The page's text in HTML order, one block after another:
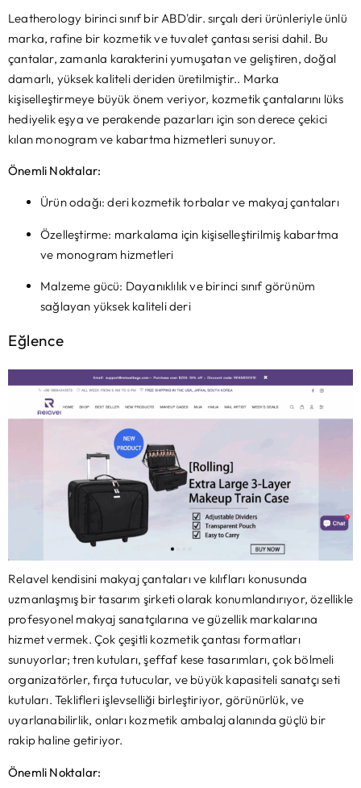
Leatherology birinci sınıf bir ABD'dir. sırçalı deri ürünleriyle ünlü
marka, rafine bir kozmetik ve tuvalet çantası serisi dahil. Bu
çantalar, zamanla karakterini yumuşatan ve geliştiren, doğal
damarlı, yüksek kaliteli deriden üretilmiştir.. Marka
kişiselleştirmeye büyük önem veriyor, kozmetik çantalarını lüks
hediyelik eşya ve perakende pazarları için son derece çekici
kılan monogram ve kabartma hizmetleri sunuyor.
Önemli Noktalar:
Ürün odağı: deri kozmetik torbalar ve makyaj çantaları
Özelleştirme: markalama için kişiselleştirilmiş kabartma
ve monogram hizmetleri
Malzeme gücü: Dayanıklılık ve birinci sınıf görünüm
sağlayan yüksek kaliteli deri
Eğlence
Relavel kendisini makyaj çantaları ve kılıfları konusunda
uzmanlaşmış bir tasarım şirketi olarak konumlandırıyor, özellikle
profesyonel makyaj sanatçılarına ve güzellik markalarına
hizmet vermek. Çok çeşitli kozmetik çantası formatları
sunuyorlar; tren kutuları, şeffaf kese tasarımları, çok bölmeli
organizatörler, fırça tutucular, ve büyük kapasiteli sanatçı seti
kutuları. Teklifleri işlevselliği birleştiriyor, görünürlük, ve
uyarlanabilirlik, onları kozmetik ambalaj alanında güçlü bir
rakip haline getiriyor.
Önemli Noktalar: